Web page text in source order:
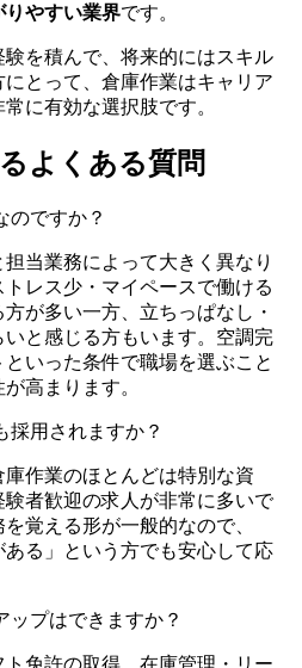
りやすい業界です。
験を積んで、将来的にはスキル
とって、倉庫作業はキャリア
に有効な選択肢です。
よくある質問
のですか？
担当業務によって大きく異なり
レス少・マイペースで働ける
が多い一方、立ちっぱなし・
と感じる方もいます。空調完
いった条件で職場を選ぶこと
高まります。
採用されますか？
作業のほとんどは特別な資
者歓迎の求人が非常に多いで
覚える形が一般的なので、
ある」という方でも安心して応
ップはできますか？